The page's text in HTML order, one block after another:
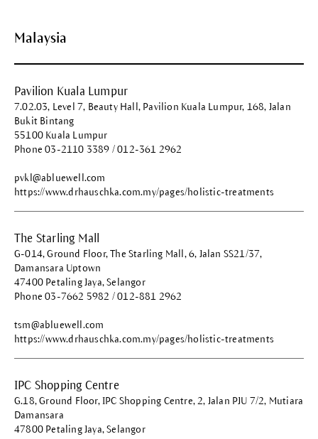
Malaysia
Pavilion Kuala Lumpur
7.02.03, Level 7, Beauty Hall, Pavilion Kuala Lumpur, 168, Jalan
Bukit Bintang
55100 Kuala Lumpur
Phone 03-2110 3389 / 012-361 2962
pvkl@abluewell.com
https://www.drhauschka.com.my/pages/holistic-treatments
The Starling Mall
G-014, Ground Floor, The Starling Mall, 6, Jalan SS21/37,
Damansara Uptown
47400 Petaling Jaya, Selangor
Phone 03-7662 5982 / 012-881 2962
tsm@abluewell.com
https://www.drhauschka.com.my/pages/holistic-treatments
IPC Shopping Centre
G.18, Ground Floor, IPC Shopping Centre, 2, Jalan PJU 7/2, Mutiara
Damansara
47800 Petaling Jaya, Selangor